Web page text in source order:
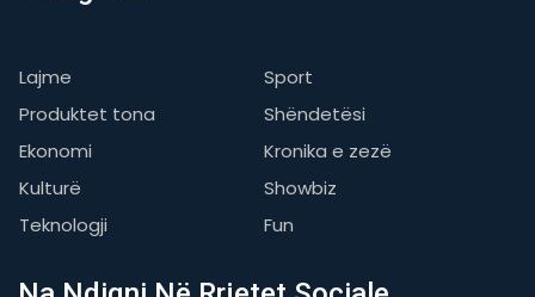
Lajme
Sport
Produktet tona
Shëndetësi
Ekonomi
Kronika e zezë
Kulturë
Showbiz
Teknologji
Fun